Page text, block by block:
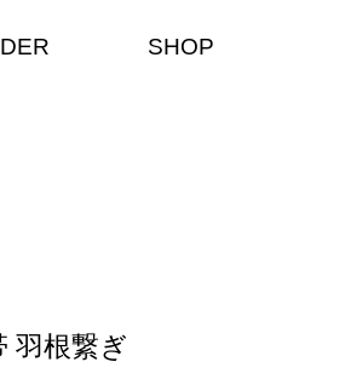
SHOP
羽根繋ぎ